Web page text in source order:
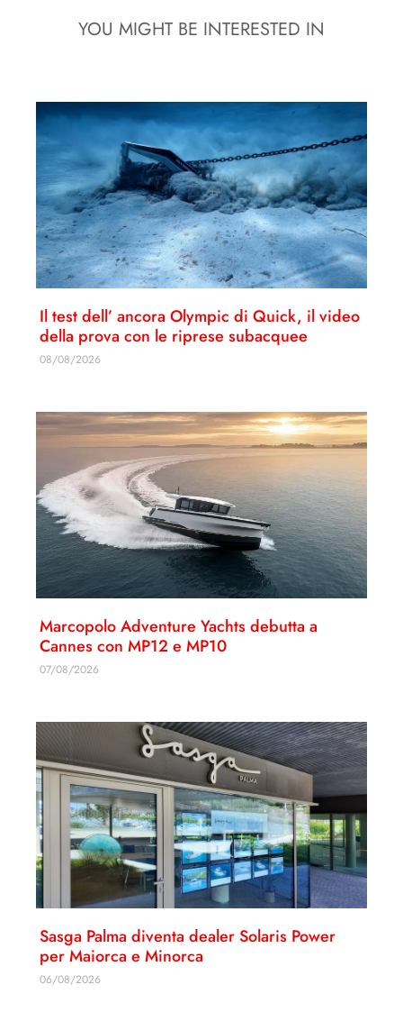
YOU MIGHT BE INTERESTED IN
Il test dell’ ancora Olympic di Quick, il video
della prova con le riprese subacquee
08/08/2026
Marcopolo Adventure Yachts debutta a
Cannes con MP12 e MP10
07/08/2026
Sasga Palma diventa dealer Solaris Power
per Maiorca e Minorca
06/08/2026